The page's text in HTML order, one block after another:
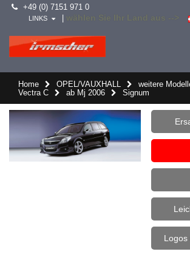
+49 (0) 7151 971 0
LINKS
Home OPEL/VAUXHALL weitere
Vectra C
ab Mj 2006 Signum
Logos